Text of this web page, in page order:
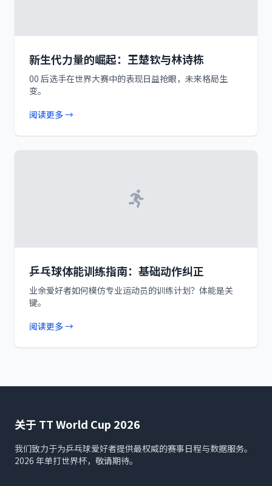
新生代力量的崛起：王楚钦与林诗栋
00 后选手在世界大赛中的表现日益抢眼，未来格局生
变。
阅读更多 →
乒乓球体能训练指南：基础动作纠正
业余爱好者如何模仿专业运动员的训练计划？体能是关
键。
阅读更多 →
关于 TT World Cup 2026
我们致力于为乒乓球爱好者提供最权威的赛事日程与数据服务。
2026 年单打世界杯，敬请期待。